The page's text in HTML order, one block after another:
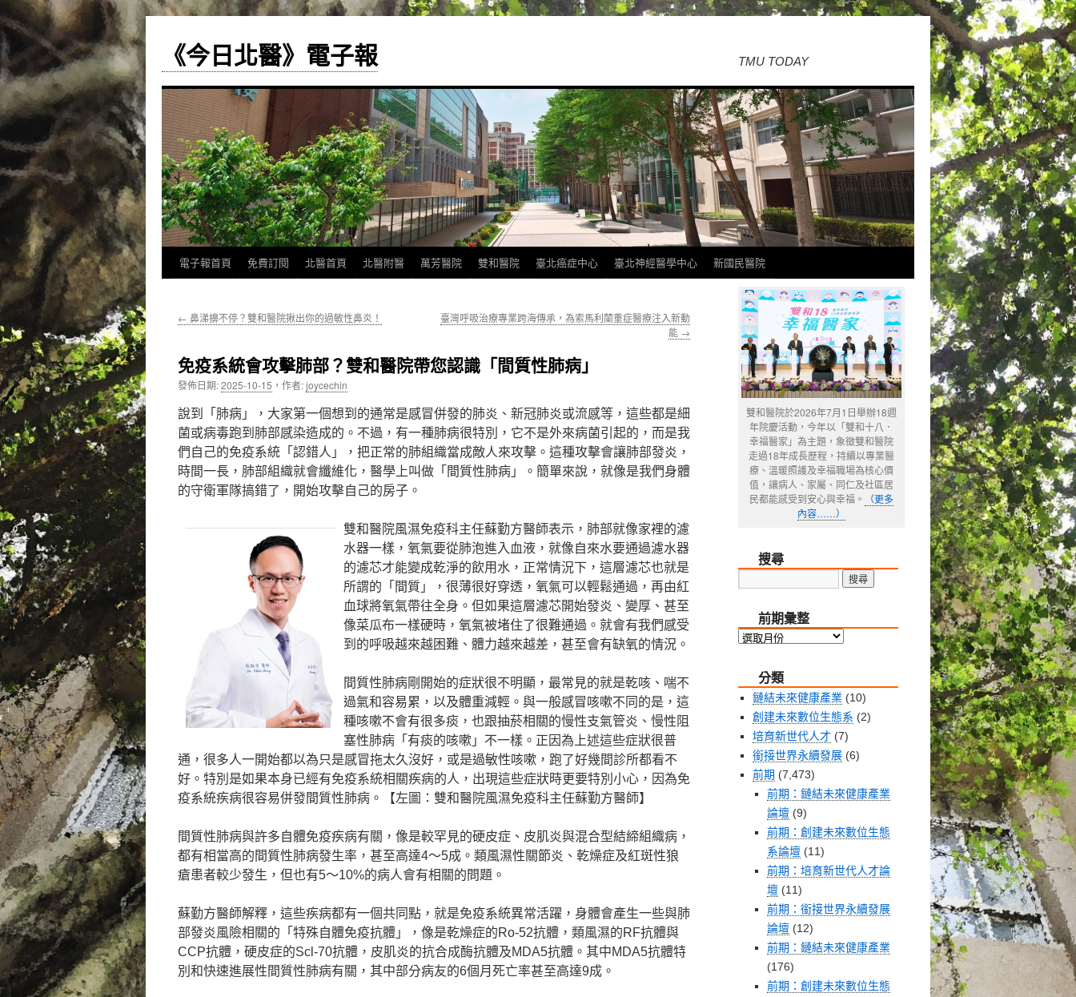
《今日北醫》電子報 TMU TODAY
跳
主
內
容
電子報首頁 免費訂閱 北醫首頁 北醫附醫 萬芳醫院 雙和醫院 臺北癌症中心 臺北神經醫學中心 新國民醫院
← 鼻涕擤不停？雙和醫院揪出你的過敏性鼻炎！
臺灣呼吸治療專業跨海傳承，為索馬利蘭重症醫療注入新動
能 →
免疫系統會攻擊肺部？雙和醫院帶您認識「間質性肺病」
發佈日期:2025-10-15 ， 作者:joycechin
說到「肺病」，大家第一個想到的通常是感冒併發的肺炎、新冠肺炎或流感等，這些都是細
菌或病毒跑到肺部感染造成的。不過，有一種肺病很特別，它不是外來病菌引起的，而是我
們自己的免疫系統「認錯人」，把正常的肺組織當成敵人來攻擊。這種攻擊會讓肺部發炎，
時間一長，肺部組織就會纖維化，醫學上叫做「間質性肺病」。簡單來說，就像是我們身體
的守衛軍隊搞錯了，開始攻擊自己的房子。
雙和醫院風濕免疫科主任蘇勤方醫師表示，肺部就像家裡的濾
水器一樣，氧氣要從肺泡進入血液，就像自來水要通過濾水器
的濾芯才能變成乾淨的飲用水，正常情況下，這層濾芯也就是
所謂的「間質」，很薄很好穿透，氧氣可以輕鬆通過，再由紅
血球將氧氣帶往全身。但如果這層濾芯開始發炎、變厚、甚至
像菜瓜布一樣硬時，氧氣被堵住了很難通過。就會有我們感受
到的呼吸越來越困難、體力越來越差，甚至會有缺氧的情況。
間質性肺病剛開始的症狀很不明顯，最常見的就是乾咳、喘不
過氣和容易累，以及體重減輕。與一般感冒咳嗽不同的是，這
種咳嗽不會有很多痰，也跟抽菸相關的慢性支氣管炎、慢性阻
塞性肺病「有痰的咳嗽」不一樣。正因為上述這些症狀很普
通，很多人一開始都以為只是感冒拖太久沒好，或是過敏性咳嗽，跑了好幾間診所都看不
好。特別是如果本身已經有免疫系統相關疾病的人，出現這些症狀時更要特別小心，因為免
疫系統疾病很容易併發間質性肺病。【左圖：雙和醫院風濕免疫科主任蘇勤方醫師】
間質性肺病與許多自體免疫疾病有關，像是較罕見的硬皮症、皮肌炎與混合型結締組織病，
都有相當高的間質性肺病發生率，甚至高達4～5成。類風濕性關節炎、乾燥症及紅斑性狼
瘡患者較少發生，但也有5～10%的病人會有相關的問題。
蘇勤方醫師解釋，這些疾病都有一個共同點，就是免疫系統異常活躍，身體會產生一些與肺
部發炎風險相關的「特殊自體免疫抗體」，像是乾燥症的Ro-52抗體，類風濕的RF抗體與
CCP抗體，硬皮症的Scl-70抗體，皮肌炎的抗合成酶抗體及MDA5抗體。其中MDA5抗體特
別和快速進展性間質性肺病有關，其中部分病友的6個月死亡率甚至高達9成。
雙和醫院於2026年7月1日舉辦18週
年院慶活動，今年以「雙和十八．
幸福醫家」為主題，象徵雙和醫院
走過18年成長歷程，持續以專業醫
療、溫暖照護及幸福職場為核心價
值，讓病人、家屬、同仁及社區居
民都能感受到安心與幸福。
（更多
內容……）
搜尋
前期彙整
前
整
分類
鏈結未來健康產業 (10)
創建未來數位生態系 (2)
培育新世代人才 (7)
銜接世界永續發展 (6)
前期 (7,473)
前期：鏈結未來健康產業
論壇 (9)
前期：創建未來數位生態
系論壇 (11)
前期：培育新世代人才論
壇 (11)
前期：銜接世界永續發展
論壇 (12)
前期：鏈結未來健康產業
(176)
前期：創建未來數位生態